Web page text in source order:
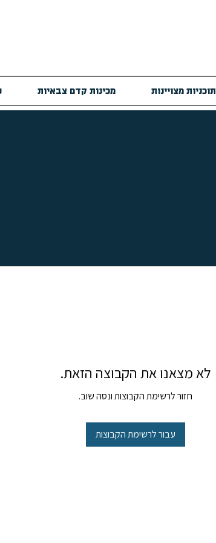
תוכניות מצויינות מכינות קדם צבאיות
לא מצאנו את הקבוצה הזאת.
חזור לרשימת הקבוצות ונסה שוב.
עבור לרשימת הקבוצות